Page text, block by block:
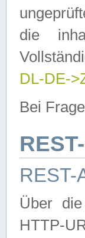
die
DL-DE-
Bei
REST-
Über die
HTTP-